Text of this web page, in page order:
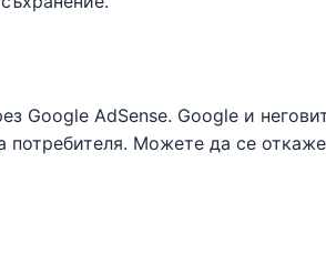
Google AdSense. Google и
Можете да се